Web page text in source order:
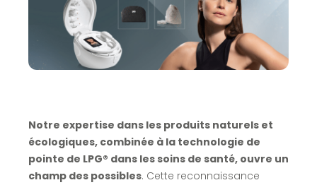
Notre expertise dans les produits naturels et
écologiques, combinée à la technologie de
pointe de LPG® dans les soins de santé, ouvre un
champ des possibles. Cette reconnaissance